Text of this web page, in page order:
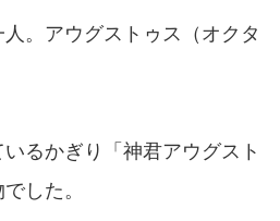
。アウグストゥス（オクタ
るかぎり「神君アウグスト
した。